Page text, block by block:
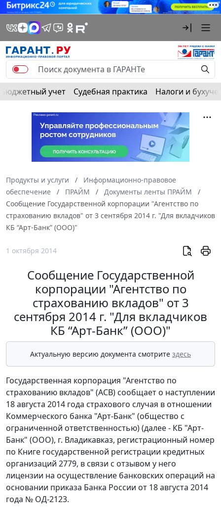
Бюджетный учет Судебная практика Налоги и
Продукты и услуги
Информационно-правовое
обеспечение
ПРАЙМ
Документы ленты ПРАЙМ
Сообщение Государственной корпорации "Агентство по
страхованию вкладов" от 3 сентября 2014 г. "Для вкладчиков
КБ “Арт-Банк” (ООО)"
1 октября 2014
Сообщение Государственной
корпорации "Агентство по
страхованию вкладов" от 3
сентября 2014 г. "Для вкладчиков
КБ “Арт-Банк” (ООО)"
Актуальную версию документа смотрите здесь
Государственная корпорация "Агентство по
страхованию вкладов" (АСВ) сообщает о наступлении
18 августа 2014 года страхового случая в отношении
Коммерческого банка "Арт-Банк" (общество с
ограниченной ответственностью) (далее - КБ "Арт-
Банк" (ООО), г. Владикавказ, регистрационный номер
по Книге государственной регистрации кредитных
организаций 2779, в связи с отзывом у него
лицензии на осуществление банковских операций на
основании приказа Банка России от 18 августа 2014
года № ОД-2123.